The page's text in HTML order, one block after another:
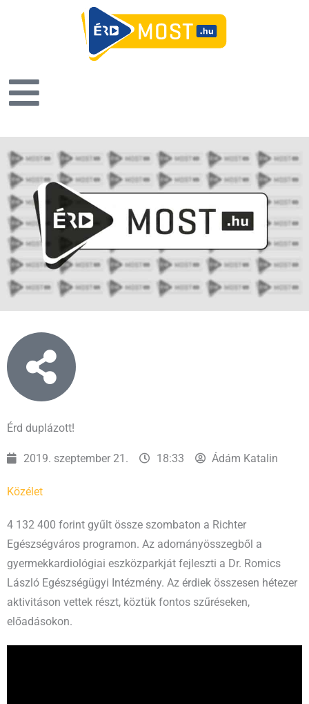
Érd duplázott!
2019. szeptember 21. 18:33 Ádám Katalin
Közélet
4 132 400 forint gyűlt össze szombaton a Richter
Egészségváros programon. Az adományösszegből a
gyermekkardiológiai eszközparkját fejleszti a Dr. Romics
László Egészségügyi Intézmény. Az érdiek összesen hétezer
aktivitáson vettek részt, köztük fontos szűréseken,
előadásokon.